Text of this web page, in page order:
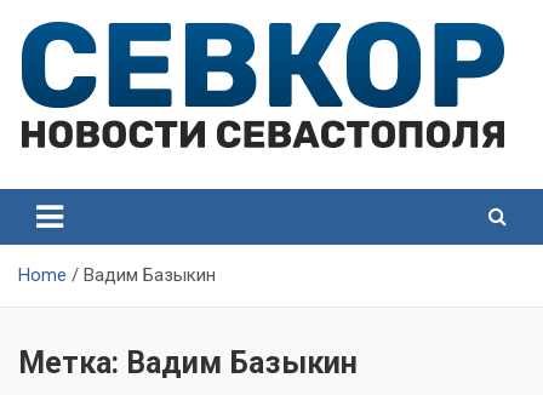
content
Севастополя
Севастополя
Home Вадим Базыкин
Метка: Вадим Базыкин